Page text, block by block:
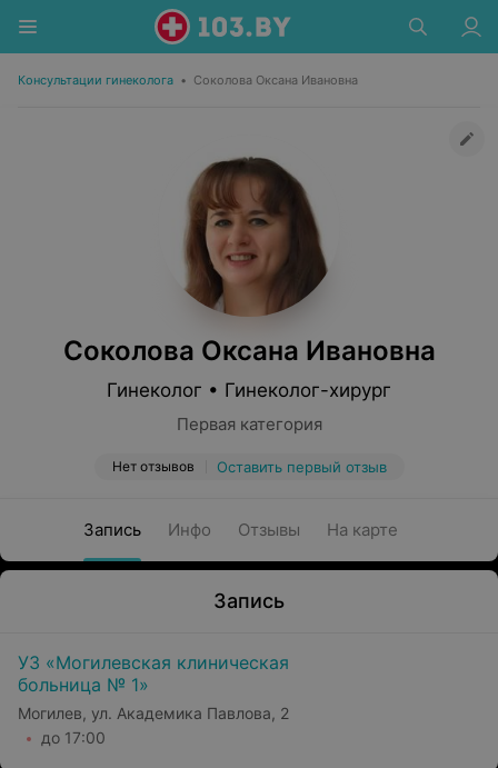
Консультации гинеколога • Соколова Оксана Ивановна
Соколова Оксана Ивановна
Гинеколог • Гинеколог-хирург
Первая категория
Нет отзывов Оставить первый отзыв
Запись Инфо Отзывы На карте
Запись
УЗ «Могилевская клиническая
больница № 1»
Могилев, ул. Академика Павлова, 2
до 17:00